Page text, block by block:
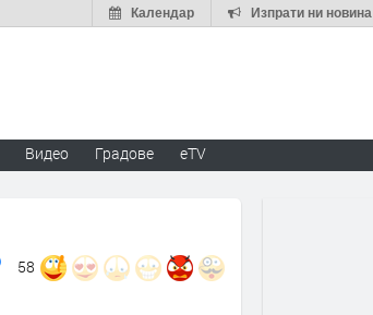
Изпрати ни новина
Календар
Видео Градове eTV
58